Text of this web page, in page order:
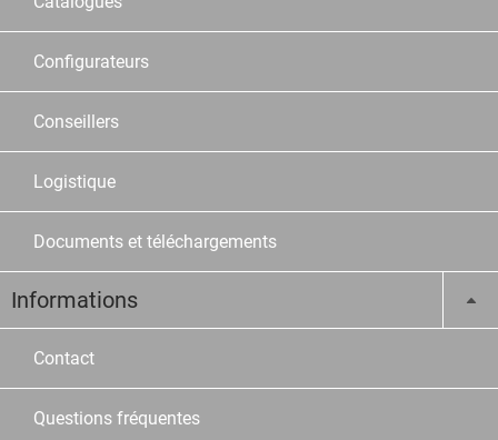
Configurateurs
Conseillers
Logistique
Documents et téléchargements
Informations
Contact
Questions fréquentes